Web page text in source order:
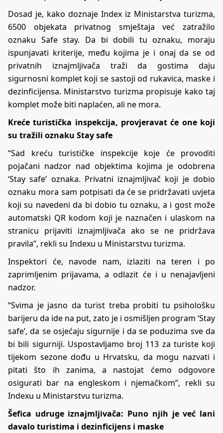
Dosad je, kako doznaje Index iz Ministarstva turizma,
6500 objekata privatnog smještaja već zatražilo
oznaku Safe stay. Da bi dobili tu oznaku, moraju
ispunjavati kriterije, među kojima je i onaj da se od
privatnih iznajmljivača traži da gostima daju
sigurnosni komplet koji se sastoji od rukavica, maske i
dezinficijensa. Ministarstvo turizma propisuje kako taj
komplet može biti naplaćen, ali ne mora.
Kreće turistička inspekcija, provjeravat će one koji
su tražili oznaku Stay safe
“Sad kreću turističke inspekcije koje će provoditi
pojačani nadzor nad objektima kojima je odobrena
‘Stay safe’ oznaka. Privatni iznajmljivač koji je dobio
oznaku mora sam potpisati da će se pridržavati uvjeta
koji su navedeni da bi dobio tu oznaku, a i gost može
automatski QR kodom koji je naznačen i ulaskom na
stranicu prijaviti iznajmljivača ako se ne pridržava
pravila”, rekli su Indexu u Ministarstvu turizma.
Inspektori će, navode nam, izlaziti na teren i po
zaprimljenim prijavama, a odlazit će i u nenajavljeni
nadzor.
“Svima je jasno da turist treba probiti tu psihološku
barijeru da ide na put, zato je i osmišljen program ‘Stay
safe’, da se osjećaju sigurnije i da se poduzima sve da
bi bili sigurniji. Uspostavljamo broj 113 za turiste koji
tijekom sezone dođu u Hrvatsku, da mogu nazvati i
pitati što ih zanima, a nastojat ćemo odgovore
osigurati bar na engleskom i njemačkom”, rekli su
Indexu u Ministarstvu turizma.
Šefica udruge iznajmljivača: Puno njih je već lani
davalo turistima i dezinficijens i maske